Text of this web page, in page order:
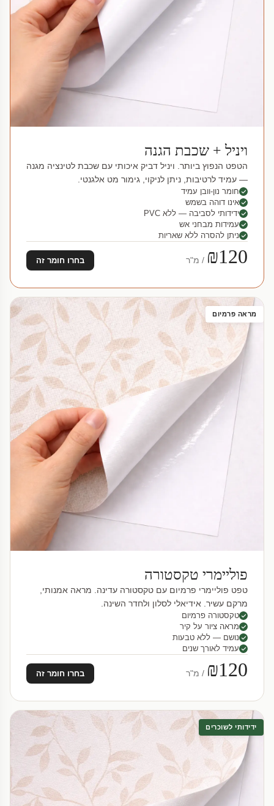
ויניל + שכבת הגנה
הטפט הנפוץ ביותר. ויניל דביק איכותי עם שכבת לטינציה מגנה
— עמיד לרטיבות, ניתן לניקוי, גימור מט אלגנטי.
חומר נון-וובן עמיד
אינו דוהה בשמש
ידידותי לסביבה — ללא PVC
עמידות מבחני אש
ניתן להסרה ללא שאריות
₪120 / מ"ר בחרו חומר זה
מראה פרמיום
פוליימרי טקסטורה
טפט פוליימרי פרמיום עם טקסטורה עדינה. מראה אמנותי,
מרקם עשיר. אידיאלי לסלון ולחדר השינה.
טקסטורה פרמיום
מראה ציור על קיר
נושם — ללא טבעות
עמיד לאורך שנים
₪120 / מ"ר בחרו חומר זה
ידידותי לשוכרים